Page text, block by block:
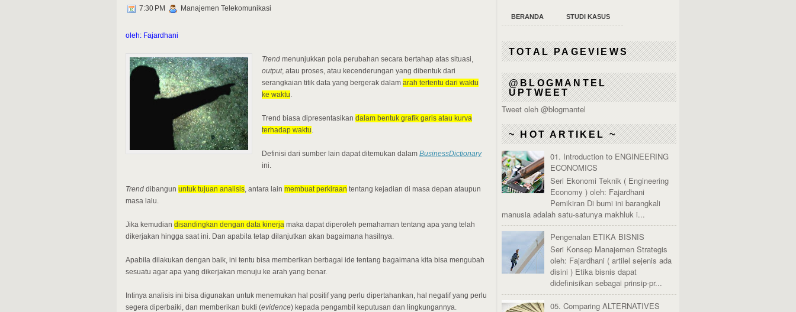
7:30 PM Manajemen Telekomunikasi
oleh: Fajardhani
Trend menunjukkan pola perubahan secara bertahap atas situasi,
output, atau proses, atau kecenderungan yang dibentuk dari
serangkaian titik data yang bergerak dalam arah tertentu dari waktu
ke waktu.
Trend biasa dipresentasikan dalam bentuk grafik garis atau kurva
terhadap waktu.
Definisi dari sumber lain dapat ditemukan dalam BusinessDictionary
ini.
Trend dibangun untuk tujuan analisis, antara lain membuat perkiraan tentang kejadian di masa depan ataupun
masa lalu.
Jika kemudian disandingkan dengan data kinerja maka dapat diperoleh pemahaman tentang apa yang telah
dikerjakan hingga saat ini. Dan apabila tetap dilanjutkan akan bagaimana hasilnya.
Apabila dilakukan dengan baik, ini tentu bisa memberikan berbagai ide tentang bagaimana kita bisa mengubah
sesuatu agar apa yang dikerjakan menuju ke arah yang benar.
Intinya analisis ini bisa digunakan untuk menemukan hal positif yang perlu dipertahankan, hal negatif yang perlu
segera diperbaiki, dan memberikan bukti (evidence) kepada pengambil keputusan dan lingkungannya.
BERANDA STUDI KASUS
TOTAL PAGEVIEWS
@BLOGMANTEL
UPTWEET
Tweet oleh @blogmantel
~ HOT ARTIKEL ~
01. Introduction to ENGINEERING
ECONOMICS
Seri Ekonomi Teknik ( Engineering
Economy ) oleh: Fajardhani
Pemikiran Di bumi ini barangkali
manusia adalah satu-satunya makhluk i...
Pengenalan ETIKA BISNIS
Seri Konsep Manajemen Strategis
oleh: Fajardhani ( artilel sejenis ada
disini ) Etika bisnis dapat
didefinisikan sebagai prinsip-pr...
05. Comparing ALTERNATIVES